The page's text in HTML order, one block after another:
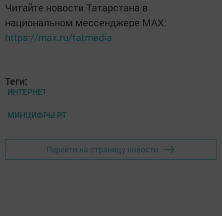
Читайте новости Татарстана в
национальном мессенджере MАХ:
https://max.ru/tatmedia
Теги:
ИНТЕРНЕТ
МИНЦИФРЫ РТ
Перейти на страницу новости